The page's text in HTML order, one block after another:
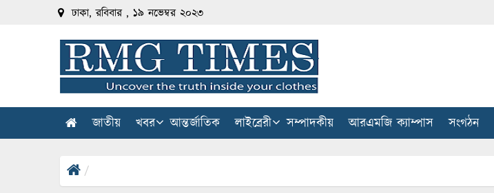
ঢাকা, রবিবার , ১৯ নভেম্বর ২০২৩
জাতীয় খবর আন্তর্জাতিক লাইব্রেরী সম্পাদকীয় আরএমজি ক্যাম্পাস সংগঠন